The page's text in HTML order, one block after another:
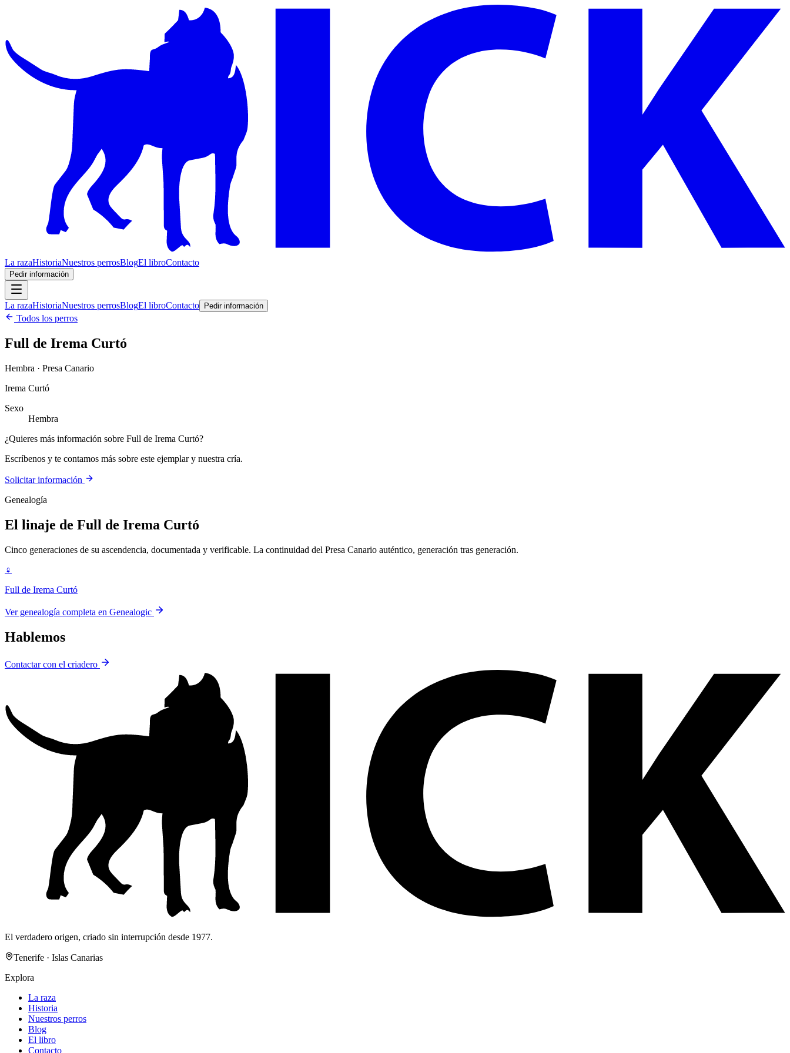
La razaHistoriaNuestros perrosBlogEl libroContacto
Pedir información
La razaHistoriaNuestros perrosBlogEl libroContacto Pedir información
Todos los perros
Full de Irema Curtó
Hembra · Presa Canario
Irema Curtó
Sexo
Hembra
¿Quieres más información sobre Full de Irema Curtó?
Escríbenos y te contamos más sobre este ejemplar y nuestra cría.
Solicitar información
Genealogía
El linaje de Full de Irema Curtó
Cinco generaciones de su ascendencia, documentada y verificable. La continuidad del Presa Canario auténtico, generación tras generación.
♀
Full de Irema Curtó
Ver genealogía completa en Genealogic
Hablemos
Contactar con el criadero
El verdadero origen, criado sin interrupción desde 1977.
Tenerife · Islas Canarias
Explora
La raza
Historia
Nuestros perros
Blog
El libro
Contacto